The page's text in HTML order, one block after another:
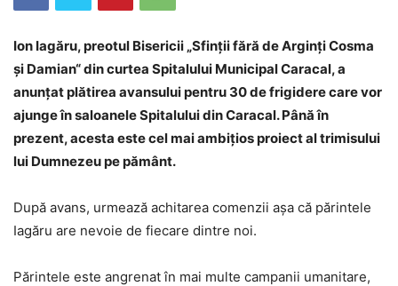
Ion Iagăru, preotul Bisericii „Sfinţii fără de Arginţi Cosma
şi Damian“ din curtea Spitalului Municipal Caracal, a
anunțat plătirea avansului pentru 30 de frigidere care vor
ajunge în saloanele Spitalului din Caracal. Până în
prezent, acesta este cel mai ambițios proiect al trimisului
lui Dumnezeu pe pământ.
După avans, urmează achitarea comenzii așa că părintele
Iagăru are nevoie de fiecare dintre noi.
Părintele este angrenat în mai multe campanii umanitare,